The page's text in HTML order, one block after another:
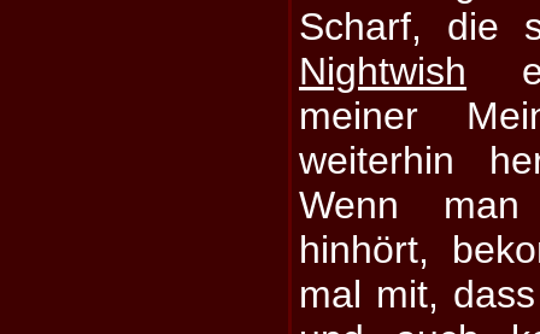
Scharf, die
Nightwish
meiner
weiterhin
Wenn
hinhört,
mal mit,